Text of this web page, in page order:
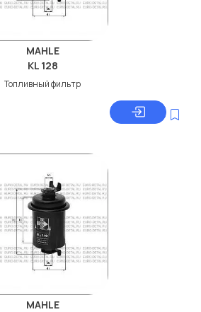
MAHLE
KL 128
Топливный фильтр
MAHLE